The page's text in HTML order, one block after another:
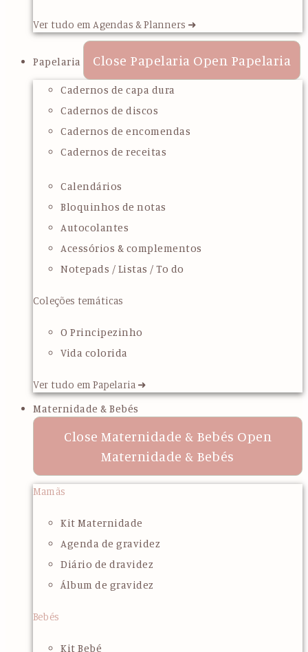
Ver tudo em Agendas & Planners ➜
Papelaria Close Papelaria Open Papelaria
Cadernos de capa dura
Cadernos de discos
Cadernos de encomendas
Cadernos de receitas
Calendários
Bloquinhos de notas
Autocolantes
Acessórios & complementos
Notepads / Listas / To do
Coleções temáticas
O Principezinho
Vida colorida
Ver tudo em Papelaria ➜
Maternidade & Bebés
Close Maternidade & Bebés Open
Maternidade & Bebés
Mamãs
Kit Maternidade
Agenda de gravidez
Diário de dravidez
Álbum de gravidez
Bebés
Kit Bebé